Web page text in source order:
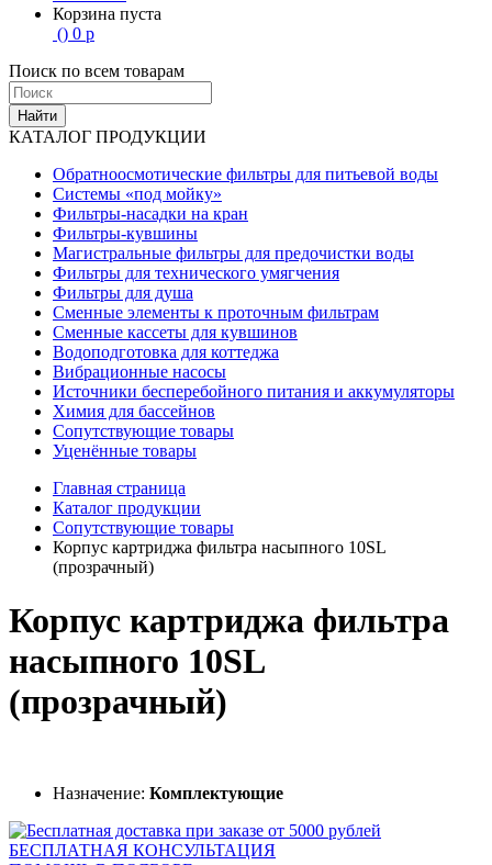
Корзина пуста
() 0 р
Поиск по всем товарам
Найти
КАТАЛОГ ПРОДУКЦИИ
Обратноосмотические фильтры для питьевой воды
Системы «под мойку»
Фильтры-насадки на кран
Фильтры-кувшины
Магистральные фильтры для предочистки воды
Фильтры для технического умягчения
Фильтры для душа
Сменные элементы к проточным фильтрам
Сменные кассеты для кувшинов
Водоподготовка для коттеджа
Вибрационные насосы
Источники бесперебойного питания и аккумуляторы
Химия для бассейнов
Сопутствующие товары
Уценённые товары
Главная страница
Каталог продукции
Сопутствующие товары
Корпус картриджа фильтра насыпного 10SL
(прозрачный)
Корпус картриджа фильтра
насыпного 10SL
(прозрачный)
Назначение: Комплектующие
БЕСПЛАТНАЯ КОНСУЛЬТАЦИЯ